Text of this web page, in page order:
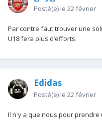
Posté(e) le 22 février
Par contre faut trouver une
U18 fera plus d’efforts.
Edidas
Posté(e) le 22 février
Il n'y a que nous pour prendre